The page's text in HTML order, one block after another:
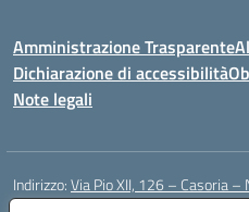
Amministrazione Trasparente
Dichiarazione di accessibilità
Note legali
Indirizzo:Via Pio XII, 126 – Casoria –
Centralino: